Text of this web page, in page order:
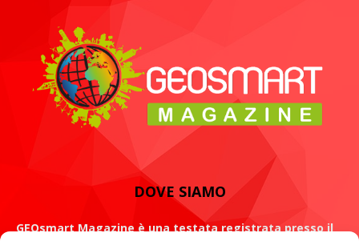
DOVE SIAMO
GEOsmart Magazine è una testata registrata presso il